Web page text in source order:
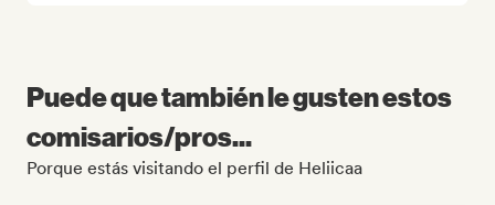
Puede que también le gusten estos
comisarios/pros...
Porque estás visitando el perfil de Heliicaa